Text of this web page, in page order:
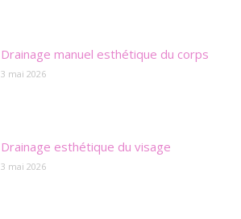
Drainage manuel esthétique du corps
3 mai 2026
Drainage esthétique du visage
3 mai 2026